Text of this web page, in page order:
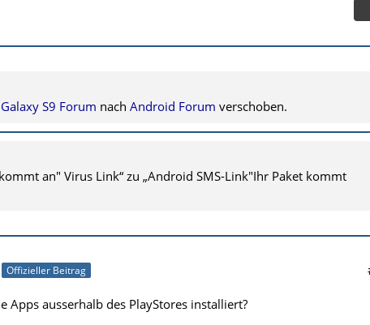
S9 Forum nach Android Forum verschoben.
an" Virus Link“ zu „Android SMS-Link"Ihr Paket kommt
Offizieller Beitrag
Apps ausserhalb des PlayStores installiert?